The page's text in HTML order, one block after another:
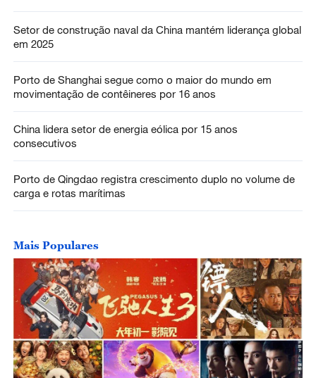
Setor de construção naval da China mantém liderança global
em 2025
Porto de Shanghai segue como o maior do mundo em
movimentação de contêineres por 16 anos
China lidera setor de energia eólica por 15 anos
consecutivos
Porto de Qingdao registra crescimento duplo no volume de
carga e rotas marítimas
Mais Populares